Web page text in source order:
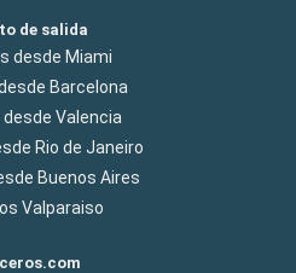
de salida
desde Miami
Barcelona
Valencia
Rio de Janeiro
Buenos Aires
Valparaiso